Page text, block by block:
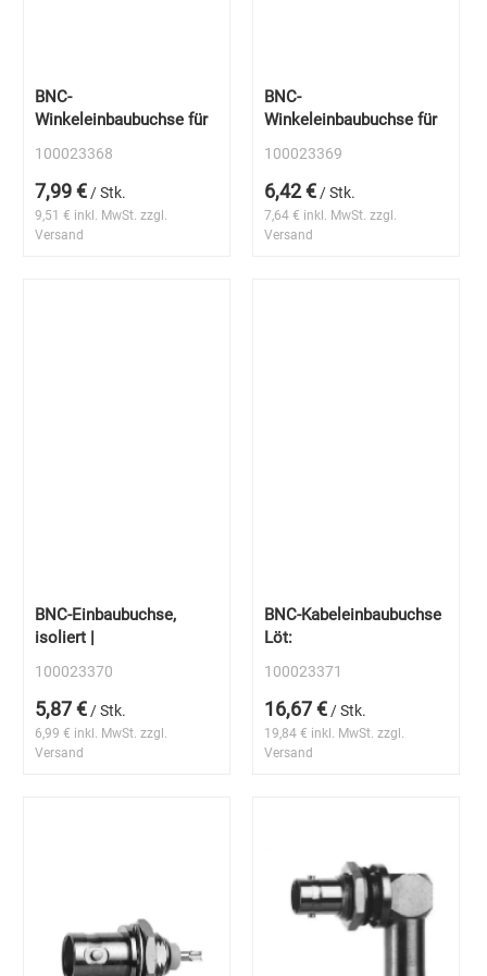
BNC-
Winkeleinbaubuchse für
100023368
7,99 € / Stk.
9,51 € inkl. MwSt. zzgl.
Versand
BNC-
Winkeleinbaubuchse für
100023369
6,42 € / Stk.
7,64 € inkl. MwSt. zzgl.
Versand
BNC-Einbaubuchse,
isoliert |
100023370
5,87 € / Stk.
6,99 € inkl. MwSt. zzgl.
Versand
BNC-Kabeleinbaubuchse
Löt:
100023371
16,67 € / Stk.
19,84 € inkl. MwSt. zzgl.
Versand